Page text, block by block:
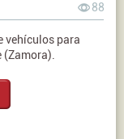
88
vehículos para